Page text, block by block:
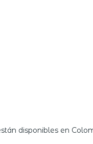
disponibles en